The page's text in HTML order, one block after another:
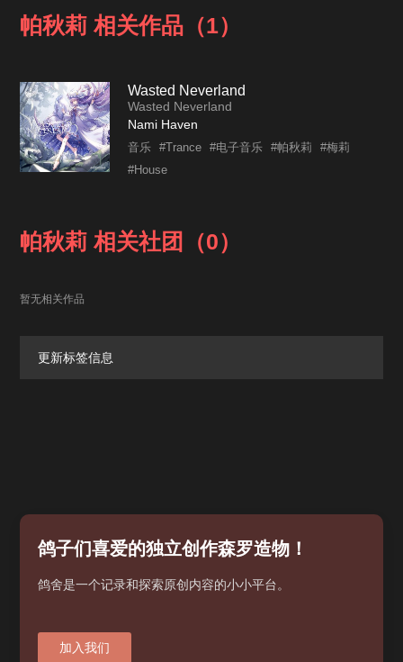
帕秋莉 相关作品（1）
Wasted Neverland
Wasted Neverland
Nami Haven
音乐 #Trance #电子音乐 #帕秋莉
#梅莉
#House
帕秋莉 相关社团（0）
暂无相关作品
更新标签信息
鸽子们喜爱的独立创作森罗造物！
鸽舍是一个记录和探索原创内容的小小平台。
加入我们